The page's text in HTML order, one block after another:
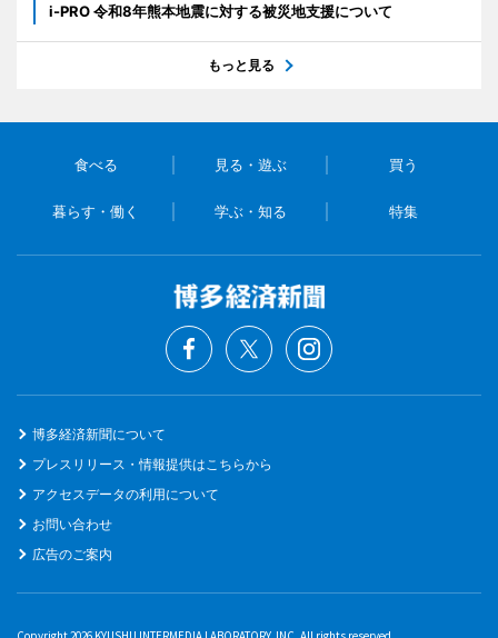
i-PRO 令和8年熊本地震に対する被災地支援について
もっと見る
食べる 見る・遊ぶ 買う
暮らす・働く 学ぶ・知る 特集
博多経済新聞について
プレスリリース・情報提供はこちらから
アクセスデータの利用について
お問い合わせ
広告のご案内